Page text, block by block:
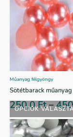
OPCIÓK
Műanyag félgyöngy
Sötétbarack
250,0Ft–